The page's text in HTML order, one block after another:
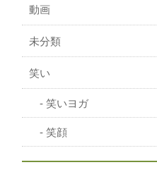
動画
未分類
笑い
笑いヨガ
笑顔